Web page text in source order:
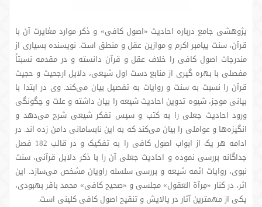
پژوهشی جامع درباره احادیث «اصول کافی» و ذکر موارد مغایرت آن با
قرآن، سنت پیامبر اکرم و موازین عقل و منطق است. نویسنده بسیاری از
مندرجات اصول کافی را خلاف عقل و قرآن دانسته و در مقدمه نسبتاً
مفصلی با بهره گیری از منابع دست اول شیعی، دلایل ارجحیت و حجیت
قرآن را نسبت به سنت و روایات به تفصیل بیان می‌کند. وی در ابتدا با
بیانی موجز، شیوه تدوین احادیث شیعه را بیان داشته و علت و چگونگی
ورود احادیث جعلی را به کتب و سپس تفکر شیعی شرح می‌دهد و
انگیزه‌ها و عواملی را بیان می‌کند که به این نابسامانی دامن زده اند. در
ادامه هر یک از ابواب اصول کافی را به تفکیک و در قالب 182 فصل
جداگانه بررسی نموده و احادیث جعلی آن را با ذکر دلایل قرآنی، سنت
نبوی، روایات ائمه شیعه و بررسی سلسله راویان مشخص می‌سازد. این
اثر، در کنار «مِرآة العقول» مجلسی و «صحیح کافی» محمد باقر بهبودی،
یکی از مهمترین آثار در پالایش و تنقیح اصول کافی کلینی است.